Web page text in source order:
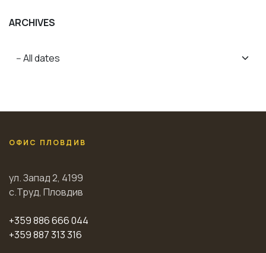
ARCHIVES
ОФИС ПЛОВДИВ
ул. Запад 2, 4199
с.Труд, Пловдив
+359 886 666 044
+359 887 313 316